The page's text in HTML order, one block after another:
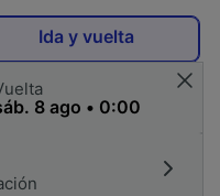
Ida y vuelta